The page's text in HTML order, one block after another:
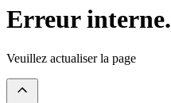
Erreur interne.
Veuillez actualiser la page